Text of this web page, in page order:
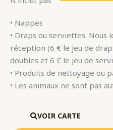
• Nappes
• Draps ou serviettes. Nous
réception (6 € le jeu de
doubles et 6 € le jeu de
• Produits de nettoyage ou
• Les animaux ne sont pas
VOIR CARTE